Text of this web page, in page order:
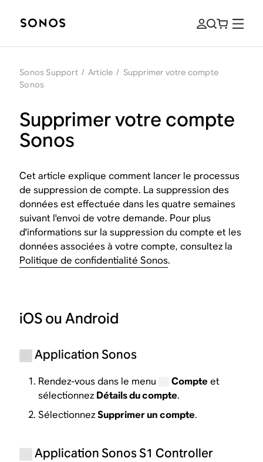
Sonos Support / Article / Supprimer votre compte
Sonos
Supprimer votre compte
Sonos
Cet article explique comment lancer le processus
de suppression de compte. La suppression des
données est effectuée dans les quatre semaines
suivant l'envoi de votre demande. Pour plus
d'informations sur la suppression du compte et les
données associées à votre compte, consultez la
Politique de confidentialité Sonos.
iOS ou Android
Application Sonos
Rendez-vous dans le menu Compte et
sélectionnezDétails du compte.
SélectionnezSupprimer un compte.
Application Sonos S1 Controller